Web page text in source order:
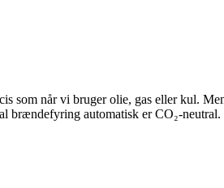
som når vi bruger olie, gas eller kul.
automatisk er CO₂-